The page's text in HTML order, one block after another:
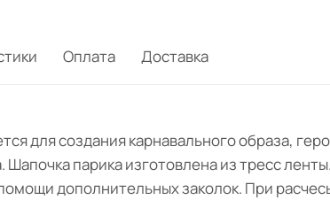
Оплата Доставка
для создания карнавального образа,
Шапочка парика изготовлена из тресс
дополнительных заколок. При